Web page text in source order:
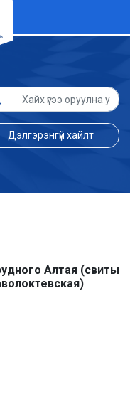
Дэлгэрэнгүй хайлт
Алтая (свиты